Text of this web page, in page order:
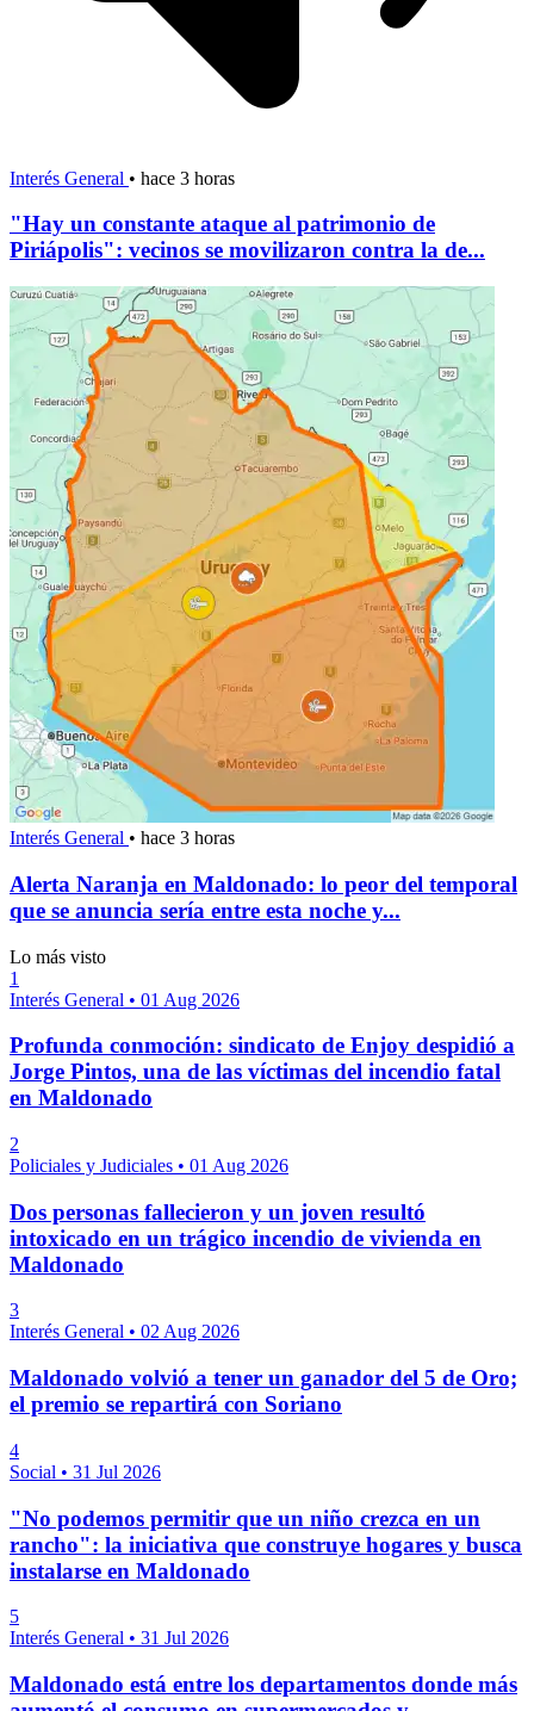
Interés General • hace 3 horas
"Hay un constante ataque al patrimonio de
Piriápolis": vecinos se movilizaron contra la de...
Interés General • hace 3 horas
Alerta Naranja en Maldonado: lo peor del temporal
que se anuncia sería entre esta noche y...
Lo más visto
1
Interés General • 01 Aug 2026
Profunda conmoción: sindicato de Enjoy despidió a
Jorge Pintos, una de las víctimas del incendio fatal
en Maldonado
2
Policiales y Judiciales • 01 Aug 2026
Dos personas fallecieron y un joven resultó
intoxicado en un trágico incendio de vivienda en
Maldonado
3
Interés General • 02 Aug 2026
Maldonado volvió a tener un ganador del 5 de Oro;
el premio se repartirá con Soriano
4
Social • 31 Jul 2026
"No podemos permitir que un niño crezca en un
rancho": la iniciativa que construye hogares y busca
instalarse en Maldonado
5
Interés General • 31 Jul 2026
Maldonado está entre los departamentos donde más